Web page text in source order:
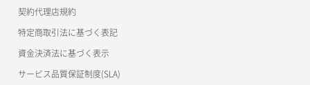
契約代理店規約
特定商取引法に基づく表記
資金決済法に基づく表示
サービス品質保証制度(SLA)